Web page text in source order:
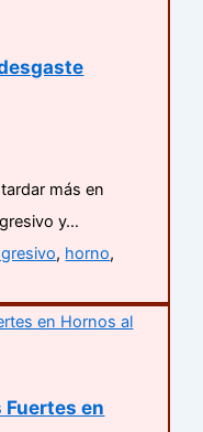
más en
y…
, horno,
Fuertes en